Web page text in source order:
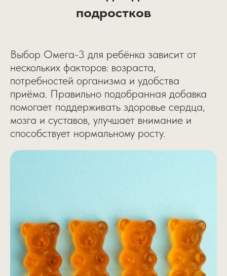
подростков
Выбор Омега-3 для ребёнка зависит от
нескольких факторов: возраста,
потребностей организма и удобства
приёма. Правильно подобранная добавка
помогает поддерживать здоровье сердца,
мозга и суставов, улучшает внимание и
способствует нормальному росту.